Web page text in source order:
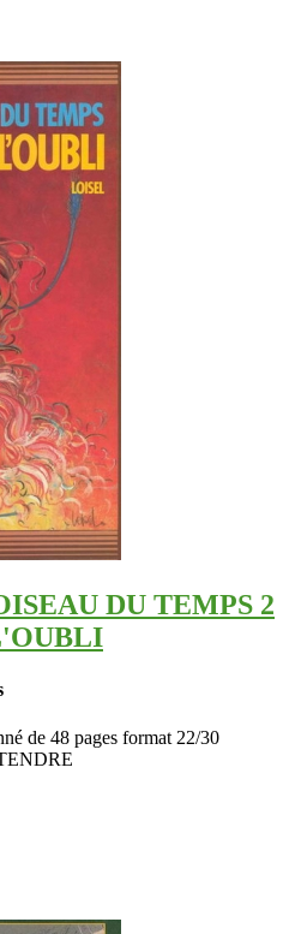
DU TEMPS 2
de 48 pages format 22/30